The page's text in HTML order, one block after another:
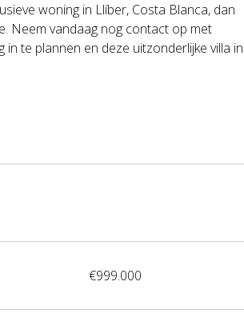
woning in Llíber, Costa Blanca, dan
Neem vandaag nog contact op met
in te plannen en deze uitzonderlijke villa in
€999.000